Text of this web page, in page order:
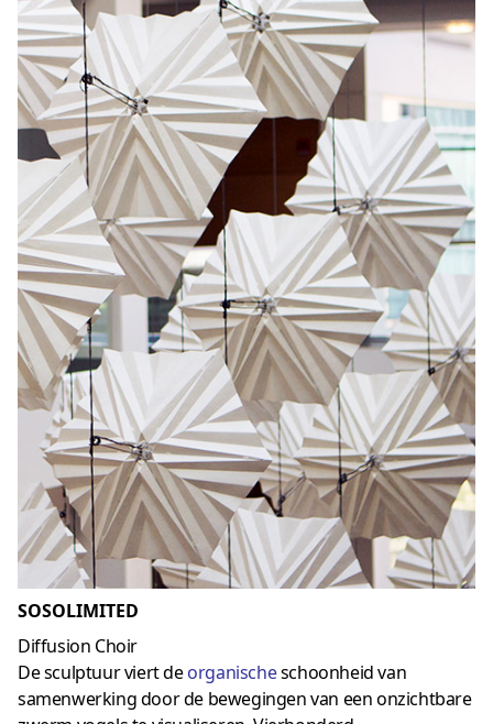
SOSOLIMITED
Diffusion Choir
De sculptuur viert deorganischeschoonheid van
samenwerking door de bewegingen van een onzichtbare